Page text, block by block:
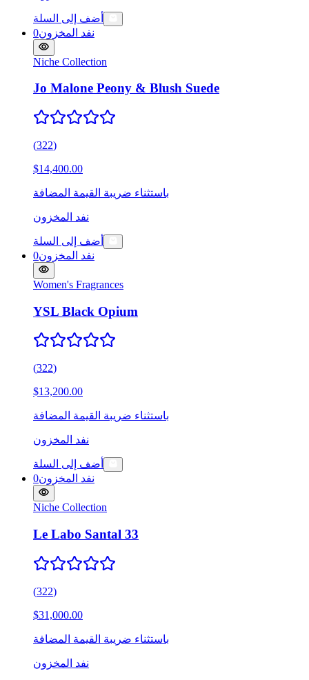
أضف إلى السلة
نفد المخزون0
Niche Collection
Jo Malone Peony & Blush Suede
(322)
$14,400.00
باستثناء ضريبة القيمة المضافة
نفد المخزون
أضف إلى السلة
نفد المخزون0
Women's Fragrances
YSL Black Opium
(322)
$13,200.00
باستثناء ضريبة القيمة المضافة
نفد المخزون
أضف إلى السلة
نفد المخزون0
Niche Collection
Le Labo Santal 33
(322)
$31,000.00
باستثناء ضريبة القيمة المضافة
نفد المخزون